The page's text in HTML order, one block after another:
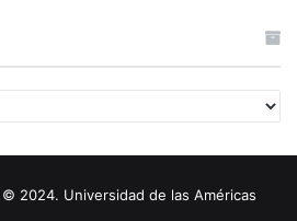
2024. Universidad de las Américas